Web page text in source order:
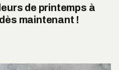
de printemps à
maintenant !